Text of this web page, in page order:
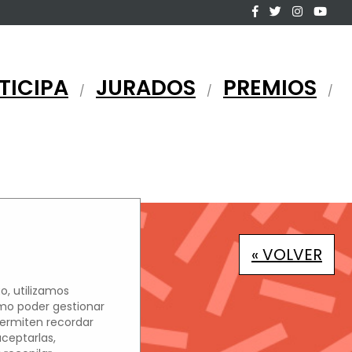
/ JURADOS / PREMIOS /
« VOLVER
utilizamos
poder gestionar
recordar